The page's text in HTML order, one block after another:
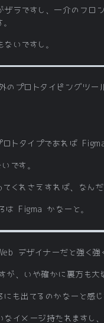
ラですし、一介のフ
いですし。
のプロトタイピングツ
トタイプであれば
です。
くれさえすれば、なんだ
は Figma かなーと。
デザイナーだと強く強
、いや確かに裏方も大
も出てるのかなーと感じ
イメージ持たれますし